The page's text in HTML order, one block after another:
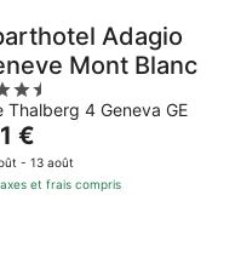
Adagio
Mont Blanc
Thalberg 4 Geneva GE
€
- 13 août
et frais compris